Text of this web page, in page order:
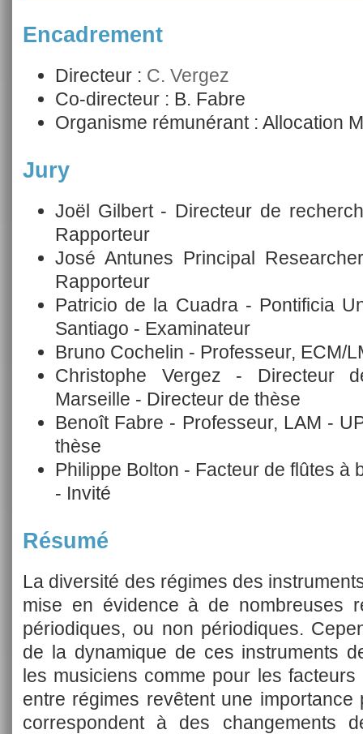
Encadrement
Directeur : C. Vergez
Co-directeur : B. Fabre
Organisme rémunérant : Allocation
Jury
Joël Gilbert - Directeur de
Rapporteur
José Antunes Principal
Rapporteur
Patricio de la Cuadra - Pontificia
Santiago - Examinateur
Bruno Cochelin - Professeur, ECM/
Christophe Vergez - Directeur
Marseille - Directeur de thèse
Benoît Fabre - Professeur, LAM -
thèse
Philippe Bolton - Facteur de flûtes à
- Invité
Résumé
La diversité des régimes des
mise en évidence à de nombreuses
périodiques, ou non périodiques.
de la dynamique de ces instruments
les musiciens comme pour les facteurs
entre régimes revêtent une importance
correspondent à des changements